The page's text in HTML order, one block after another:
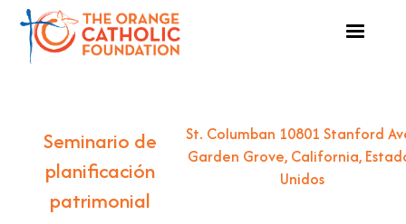
Seminario de
planificación
patrimonial
St. Columban 10801 Stanford
Garden Grove, California,
Unidos